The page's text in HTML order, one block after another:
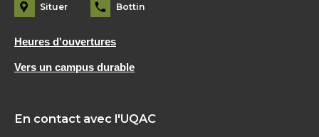
Situer Bottin
Heures d'ouvertures
Vers un campus durable
En contact avec l'UQAC